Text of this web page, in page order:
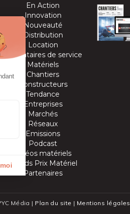
En Action
Innovation
Nouveauté
Distribution
Location
Prestataires de service
Matériels
Chantiers
Constructeurs
Tendance
Entreprises
Marchés
Réseaux
Emissions
Podcast
Vidéos matériels
Grands Prix Matériel
Partenaires
Média | Plan du site | Mentions légales